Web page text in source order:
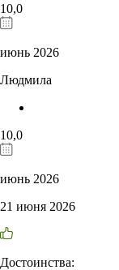
10,0
июнь 2026
Людмила
10,0
июнь 2026
21 июня 2026
Достоинства: